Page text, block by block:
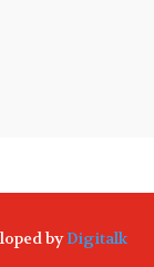
byDigitalk